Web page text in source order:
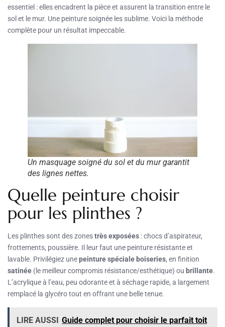
essentiel : elles encadrent la pièce et assurent la transition entre le
sol et le mur. Une peinture soignée les sublime. Voici la méthode
complète pour un résultat impeccable.
Un masquage soigné du sol et du mur garantit
des lignes nettes.
Quelle peinture choisir
pour les plinthes ?
Les plinthes sont des zonestrès exposées : chocs d’aspirateur,
frottements, poussière. Il leur faut une peinture résistante et
lavable. Privilégiez unepeinture spéciale boiseries, en finition
satinée (le meilleur compromis résistance/esthétique) ou brillante.
L’acrylique à l’eau, peu odorante et à séchage rapide, a largement
remplacé la glycéro tout en offrant une belle tenue.
LIRE AUSSI Guide complet pour choisir le parfait toit